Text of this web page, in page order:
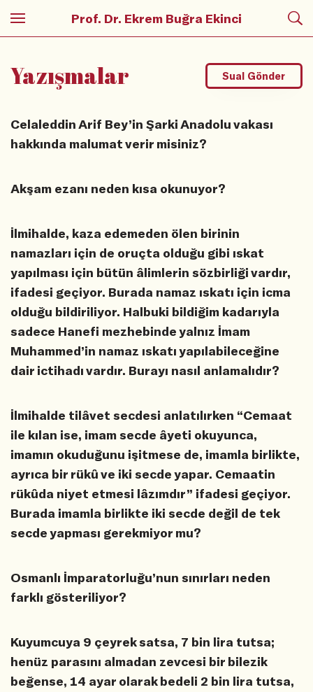
Prof. Dr. Ekrem Buğra Ekinci
Yazışmalar Sual Gönder
Celaleddin Arif Bey’in Şarki Anadolu vakası
hakkında malumat verir misiniz?
Akşam ezanı neden kısa okunuyor?
İlmihalde, kaza edemeden ölen birinin
namazları için de oruçta olduğu gibi ıskat
yapılması için bütün âlimlerin sözbirliği vardır,
ifadesi geçiyor. Burada namaz ıskatı için icma
olduğu bildiriliyor. Halbuki bildiğim kadarıyla
sadece Hanefi mezhebinde yalnız İmam
Muhammed’in namaz ıskatı yapılabileceğine
dair ictihadı vardır. Burayı nasıl anlamalıdır?
İlmihalde tilâvet secdesi anlatılırken “Cemaat
ile kılan ise, imam secde âyeti okuyunca,
imamın okuduğunu işitmese de, imamla birlikte,
ayrıca bir rükû ve iki secde yapar. Cemaatin
rükûda niyet etmesi lâzımdır” ifadesi geçiyor.
Burada imamla birlikte iki secde değil de tek
secde yapması gerekmiyor mu?
Osmanlı İmparatorluğu’nun sınırları neden
farklı gösteriliyor?
Kuyumcuya 9 çeyrek satsa, 7 bin lira tutsa;
henüz parasını almadan zevcesi bir bilezik
beğense, 14 ayar olarak bedeli 2 bin lira tutsa,